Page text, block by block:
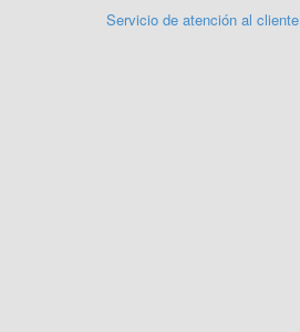
Servicio de atención al cliente